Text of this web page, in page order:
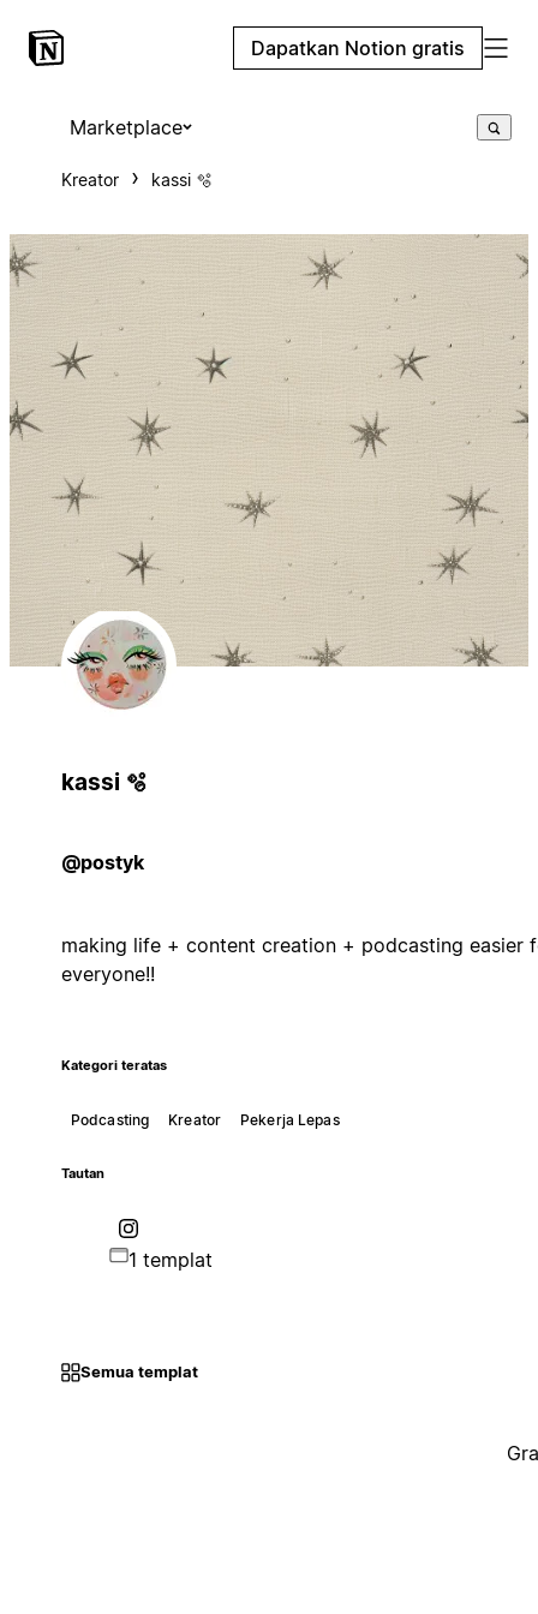
Dapatkan Notion gratis
Marketplace
Kreator kassi 🫧
kassi 🫧
@postyk
making life + content creation + podcasting easier
everyone!!
Kategori teratas
Podcasting Kreator Pekerja Lepas
Tautan
1 templat
Semua templat